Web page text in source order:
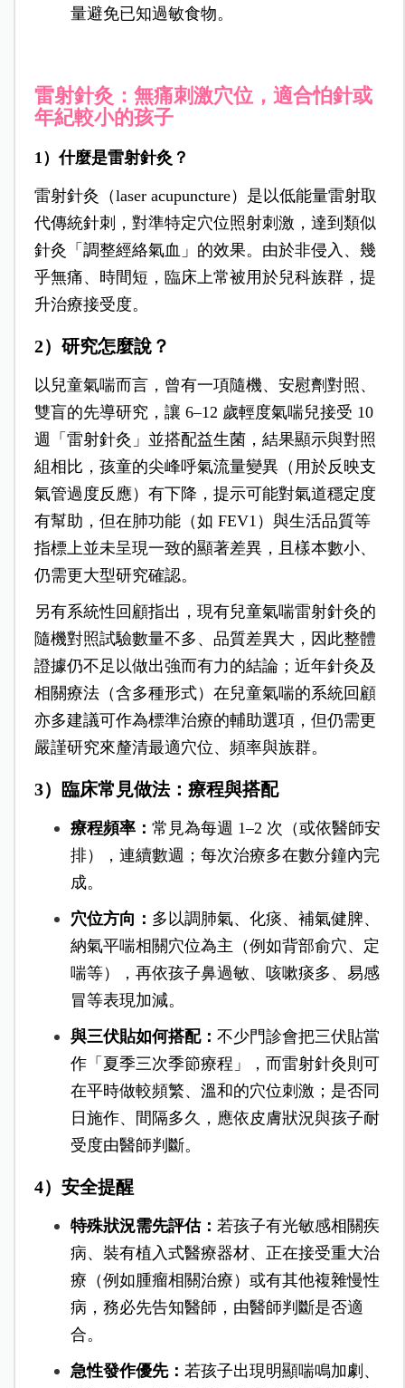
量避免已知過敏食物。
雷射針灸：無痛刺激穴位，適合怕針或
年紀較小的孩子
1）什麼是雷射針灸？
雷射針灸（laser acupuncture）是以低能量雷射取
代傳統針刺，對準特定穴位照射刺激，達到類似
針灸「調整經絡氣血」的效果。由於非侵入、幾
乎無痛、時間短，臨床上常被用於兒科族群，提
升治療接受度。
2）研究怎麼說？
以兒童氣喘而言，曾有一項隨機、安慰劑對照、
雙盲的先導研究，讓 6–12 歲輕度氣喘兒接受 10
週「雷射針灸」並搭配益生菌，結果顯示與對照
組相比，孩童的尖峰呼氣流量變異（用於反映支
氣管過度反應）有下降，提示可能對氣道穩定度
有幫助，但在肺功能（如 FEV1）與生活品質等
指標上並未呈現一致的顯著差異，且樣本數小、
仍需更大型研究確認。
另有系統性回顧指出，現有兒童氣喘雷射針灸的
隨機對照試驗數量不多、品質差異大，因此整體
證據仍不足以做出強而有力的結論；近年針灸及
相關療法（含多種形式）在兒童氣喘的系統回顧
亦多建議可作為標準治療的輔助選項，但仍需更
嚴謹研究來釐清最適穴位、頻率與族群。
3）臨床常見做法：療程與搭配
療程頻率： 常見為每週 1–2 次（或依醫師安
排），連續數週；每次治療多在數分鐘內完
成。
穴位方向： 多以調肺氣、化痰、補氣健脾、
納氣平喘相關穴位為主（例如背部俞穴、定
喘等），再依孩子鼻過敏、咳嗽痰多、易感
冒等表現加減。
與三伏貼如何搭配： 不少門診會把三伏貼當
作「夏季三次季節療程」，而雷射針灸則可
在平時做較頻繁、溫和的穴位刺激；是否同
日施作、間隔多久，應依皮膚狀況與孩子耐
受度由醫師判斷。
4）安全提醒
特殊狀況需先評估： 若孩子有光敏感相關疾
病、裝有植入式醫療器材、正在接受重大治
療（例如腫瘤相關治療）或有其他複雜慢性
病，務必先告知醫師，由醫師判斷是否適
合。
急性發作優先： 若孩子出現明顯喘鳴加劇、